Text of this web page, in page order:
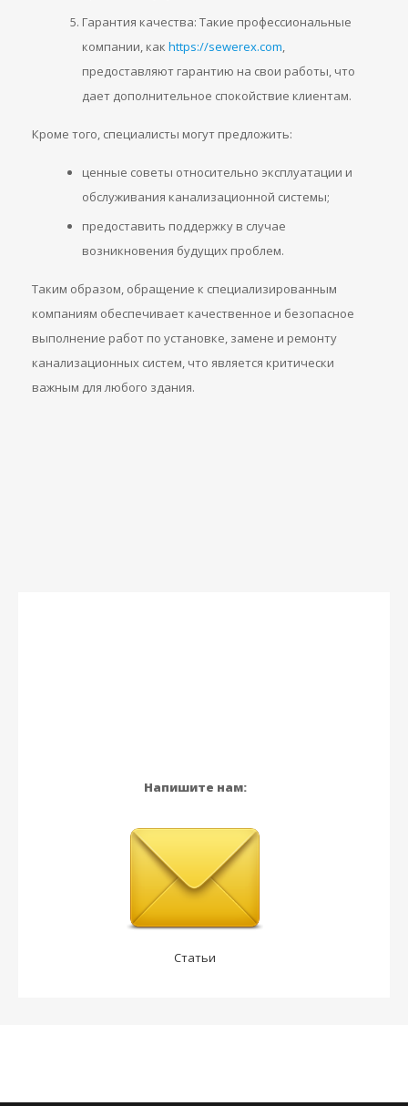
Гарантия качества: Такие профессиональные
компании, как https://sewerex.com,
предоставляют гарантию на свои работы, что
дает дополнительное спокойствие клиентам.
Кроме того, специалисты могут предложить:
ценные советы относительно эксплуатации и
обслуживания канализационной системы;
предоставить поддержку в случае
возникновения будущих проблем.
Таким образом, обращение к специализированным
компаниям обеспечивает качественное и безопасное
выполнение работ по установке, замене и ремонту
канализационных систем, что является критически
важным для любого здания.
Напишите нам:
Статьи